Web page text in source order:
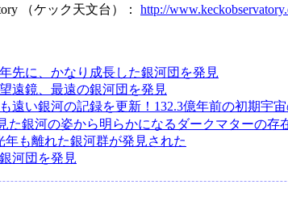
（ケック天文台）： http://
先に、かなり成長した銀河団を発見
遠鏡、最遠の銀河団を発見
遠い銀河の記録を更新！132.3億年前の初期宇
た銀河の姿から明らかになるダークマターの存
年も離れた銀河群が発見された
河団を発見